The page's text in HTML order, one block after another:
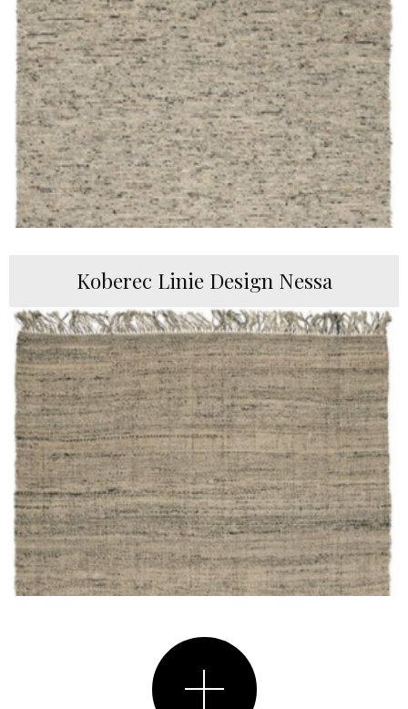
Koberec Linie Design Nessa